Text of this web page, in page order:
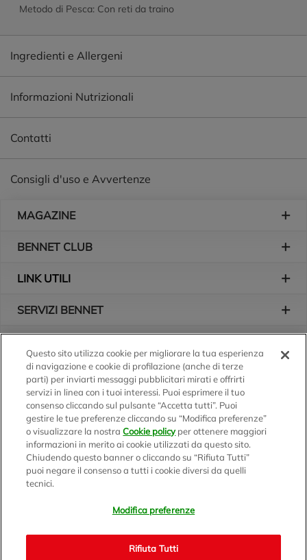
Metodo di Pesca: Con reti da traino
Ingredienti e Allergeni
Informazioni Nutrizionali
Contatti
Consigli d'uso e Avvertenze
MAGAZINE
BENNET CLUB
LINK UTILI
SERVIZI BENNET
Logo Bennet
Seguici sui nostri canali
Scarica l'app
Sede Amministrativa e Commerciale: Via Enzo Ratti, 2 - 22070
Questo sito utilizza cookie per migliorare la tua esperienza
di navigazione e cookie di profilazione (anche di terze
parti) per inviarti messaggi pubblicitari mirati e offrirti
servizi in linea con i tuoi interessi. Puoi esprimere il tuo
consenso cliccando sul pulsante “Accetta tutti”. Puoi
gestire le tue preferenze cliccando su “Modifica preferenze”
o visualizzare la nostraCookie policyper ottenere maggiori
informazioni in merito ai cookie utilizzati da questo sito.
Chiudendo questo banner o cliccando su “Rifiuta Tutti”
puoi negare il consenso a tutti i cookie diversi da quelli
tecnici.
Modifica preferenze
Rifiuta Tutti